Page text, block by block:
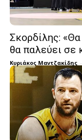
Σκορδίλης:
θα παλεύει σε
Κυριάκος Μαντζακίδης -